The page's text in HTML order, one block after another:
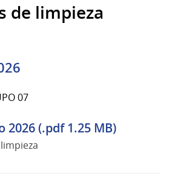
de limpieza
07
(.pdf 1.25 MB)